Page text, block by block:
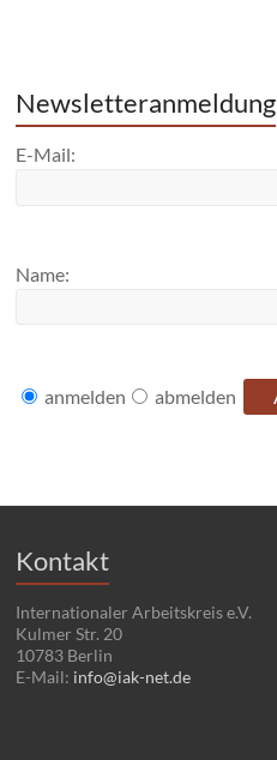
Newsletteranmeldung
E-Mail:
Name:
anmelden abmelden
Kontakt
Internationaler Arbeitskreis e.V.
Kulmer Str. 20
10783 Berlin
E-Mail: info@iak-net.de